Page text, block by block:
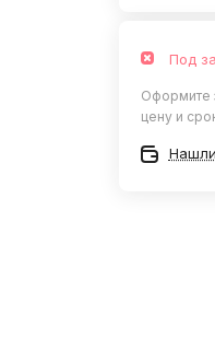
Под
Оформите
цену и